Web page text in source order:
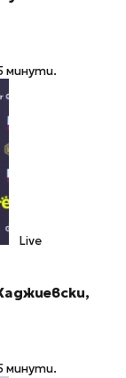
минути.
Live
минути.